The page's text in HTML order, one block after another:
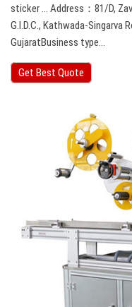
sticker … Address：81/D,
G.I.D.C., Kathwada-Singarva
GujaratBusiness type…
Get Best Quote